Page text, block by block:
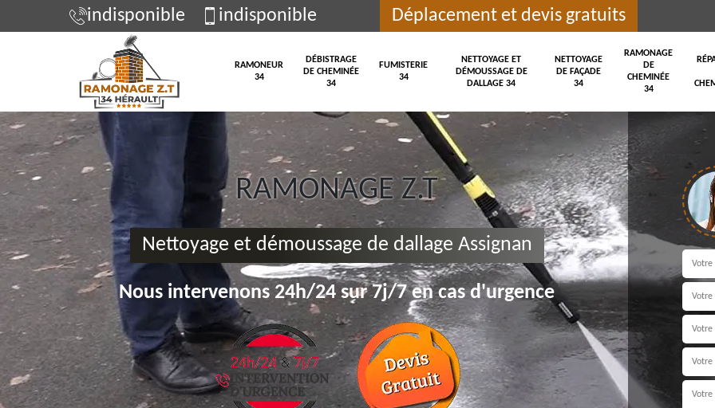
indisponible indisponible Déplacement et devis gratuits
RAMONEUR
34
DÉBISTRAGE
DE CHEMINÉE
34
FUMISTERIE
34
NETTOYAGE ET
DÉMOUSSAGE DE
DALLAGE 34
NETTOYAGE
DE FAÇADE
34
RAMONAGE
DE
CHEMINÉE
34
RAMONAGE Z.T
Nettoyage et démoussage de dallage Assignan
Nous intervenons 24h/24 sur 7j/7 en cas d'urgence